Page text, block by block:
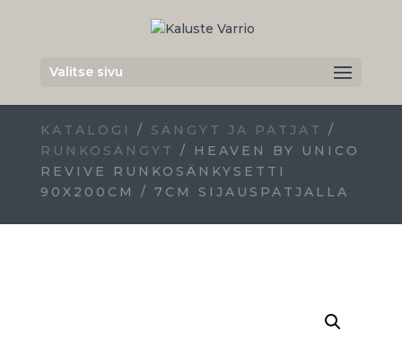
Valitse sivu
KATALOGI / SÄNGYT JA PATJAT
/
RUNKOSÄNGYT
/ HEAVEN BY UNICO
REVIVE RUNKOSÄNKYSETTI
90X200CM / 7CM SIJAUSPATJALLA